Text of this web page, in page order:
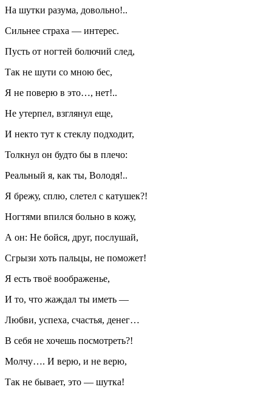
На шутки разума, довольно!..
Сильнее страха — интерес.
Пусть от ногтей болючий след,
Так не шути со мною бес,
Я не поверю в это…, нет!..
Не утерпел, взглянул еще,
И некто тут к стеклу подходит,
Толкнул он будто бы в плечо:
Реальный я, как ты, Володя!..
Я брежу, сплю, слетел с катушек?!
Ногтями впился больно в кожу,
А он: Не бойся, друг, послушай,
Сгрызи хоть пальцы, не поможет!
Я есть твоё воображенье,
И то, что жаждал ты иметь —
Любви, успеха, счастья, денег…
В себя не хочешь посмотреть?!
Молчу…. И верю, и не верю,
Так не бывает, это — шутка!